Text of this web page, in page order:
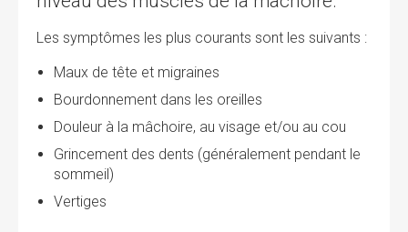
Les symptômes les plus courants sont les suivants :
Maux de tête et migraines
Bourdonnement dans les oreilles
Douleur à la mâchoire, au visage et/ou au cou
Grincement des dents (généralement pendant le
sommeil)
Vertiges